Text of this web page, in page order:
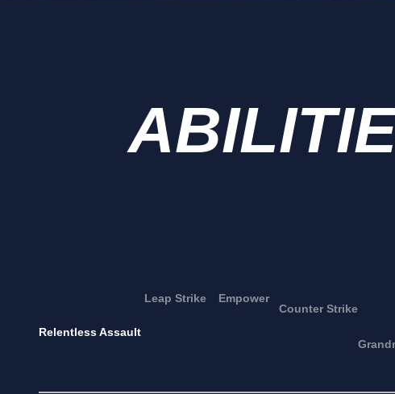
Relentless Assault
Leap Strike Empower
Counter Strike